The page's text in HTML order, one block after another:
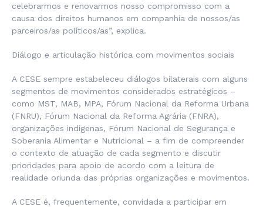
celebrarmos e renovarmos nosso compromisso com a
causa dos direitos humanos em companhia de nossos/as
parceiros/as políticos/as”, explica.
Diálogo e articulação histórica com movimentos sociais
A CESE sempre estabeleceu diálogos bilaterais com alguns
segmentos de movimentos considerados estratégicos –
como MST, MAB, MPA, Fórum Nacional da Reforma Urbana
(FNRU), Fórum Nacional da Reforma Agrária (FNRA),
organizações indígenas, Fórum Nacional de Segurança e
Soberania Alimentar e Nutricional – a fim de compreender
o contexto de atuação de cada segmento e discutir
prioridades para apoio de acordo com a leitura de
realidade oriunda das próprias organizações e movimentos.
A CESE é, frequentemente, convidada a participar em